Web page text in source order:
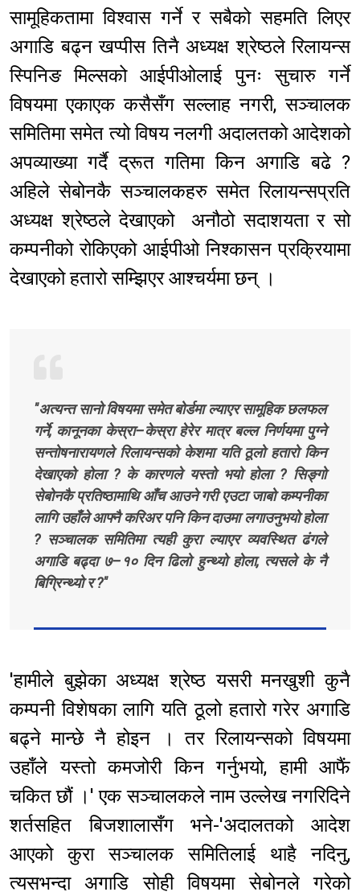
सामूहिकतामा विश्वास गर्ने र सबैको सहमति लिएर
अगाडि बढ्न खप्पीस तिनै अध्यक्ष श्रेष्ठले रिलायन्स
स्पिनिङ मिल्सको आईपीओलाई पुनः सुचारु गर्ने
विषयमा एकाएक कसैसँग सल्लाह नगरी, सञ्चालक
समितिमा समेत त्यो विषय नलगी अदालतको आदेशको
अपव्याख्या गर्दै द्रूत गतिमा किन अगाडि बढे ?
अहिले सेबोनकै सञ्चालकहरु समेत रिलायन्सप्रति
अध्यक्ष श्रेष्ठले देखाएको अनौठो सदाशयता र सो
कम्पनीको रोकिएको आईपीओ निश्कासन प्रक्रियामा
देखाएको हतारो सम्झिएर आश्चर्यमा छन् ।
"अत्यन्त सानो विषयमा समेत बोर्डमा ल्याएर सामूहिक छलफल
गर्ने, कानूनका केस्रा–केस्रा हेरेर मात्र बल्ल निर्णयमा पुग्ने
सन्तोषनारायणले रिलायन्सको केशमा यति ठूलो हतारो किन
देखाएको होला ? के कारणले यस्तो भयो होला ? सिङ्गो
सेबोनकै प्रतिष्ठामाथि आँच आउने गरी एउटा जाबो कम्पनीका
लागि उहाँले आफ्नै करिअर पनि किन दाउमा लगाउनुभयो होला
? सञ्चालक समितिमा त्यही कुरा ल्याएर व्यवस्थित ढंगले
अगाडि बढ्दा ७–१० दिन ढिलो हुन्थ्यो होला, त्यसले के नै
बिग्रिन्थ्यो र ?"
'हामीले बुझेका अध्यक्ष श्रेष्ठ यसरी मनखुशी कुनै
कम्पनी विशेषका लागि यति ठूलो हतारो गरेर अगाडि
बढ्ने मान्छे नै होइन । तर रिलायन्सको विषयमा
उहाँले यस्तो कमजोरी किन गर्नुभयो, हामी आफैं
चकित छौं ।' एक सञ्चालकले नाम उल्लेख नगरिदिने
शर्तसहित बिजशालासँग भने-'अदालतको आदेश
आएको कुरा सञ्चालक समितिलाई थाहै नदिनु,
त्यसभन्दा अगाडि सोही विषयमा सेबोनले गरेको